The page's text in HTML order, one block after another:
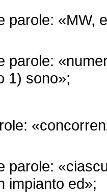
«MW,
1) sono»;
impianto ed»;